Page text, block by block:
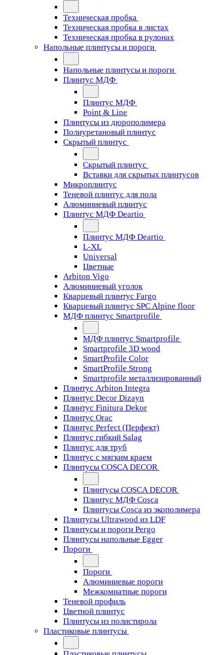
Техническая пробка
Техническая пробка в листах
Техническая пробка в рулонах
Напольные плинтусы и пороги
Напольные плинтусы и пороги
Плинтус МДФ
Плинтус МДФ
Point & Line
Плинтусы из дюрополимера
Полиуретановый плинтус
Скрытый плинтус
Скрытый плинтус
Вставки для скрытых плинтусов
Микроплинтус
Теневой плинтус для пола
Алюминиевый плинтус
Плинтус МДФ Deartio
Плинтус МДФ Deartio
L-XL
Universal
Цветные
Arbiton Vigo
Алюминиевый уголок
Кварцевый плинтус Fargo
Кварцевый плинтус SPC Alpine floor
МДФ плинтус Smartprofile
МДФ плинтус Smartprofile
Smartprofile 3D wood
SmartProfile Color
SmartProfile Strong
Smartprofile металлизированный
Плинтус Arbiton Integra
Плинтус Decor Dizayn
Плинтус Finitura Dekor
Плинтус Orac
Плинтус Perfect (Перфект)
Плинтус гибкий Salag
Плинтус для труб
Плинтус с мягким краем
Плинтусы COSCA DECOR
Плинтусы COSCA DECOR
Плинтус МДФ Cosca
Плинтусы Cosca из экополимера
Плинтусы Ultrawood из LDF
Плинтусы и пороги Pergo
Плинтусы напольные Egger
Пороги
Пороги
Алюминиевые пороги
Межкомнатные пороги
Теневой профиль
Цветной плинтус
Плинтусы из полистирола
Пластиковые плинтусы